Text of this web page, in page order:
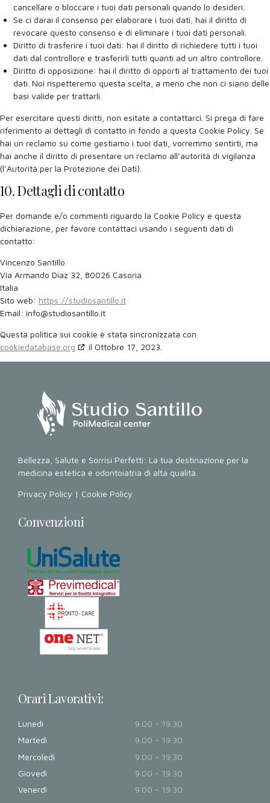
cancellare o bloccare i tuoi dati personali quando lo desideri.
Se ci darai il consenso per elaborare i tuoi dati, hai il diritto di
revocare questo consenso e di eliminare i tuoi dati personali.
Diritto di trasferire i tuoi dati: hai il diritto di richiedere tutti i tuoi
dati dal controllore e trasferirli tutti quanti ad un altro controllore.
Diritto di opposizione: hai il diritto di opporti al trattamento dei tuoi
dati. Noi rispetteremo questa scelta, a meno che non ci siano delle
basi valide per trattarli.
Per esercitare questi diritti, non esitate a contattarci. Si prega di fare
riferimento ai dettagli di contatto in fondo a questa Cookie Policy. Se
hai un reclamo su come gestiamo i tuoi dati, vorremmo sentirti, ma
hai anche il diritto di presentare un reclamo all’autorità di vigilanza
(l’Autorità per la Protezione dei Dati).
10. Dettagli di contatto
Per domande e/o commenti riguardo la Cookie Policy e questa
dichiarazione, per favore contattaci usando i seguenti dati di
contatto:
Vincenzo Santillo
Via Armando Diaz 32, 80026 Casoria
Italia
Sito web: https://studiosantillo.it
Email: ti.ollitnasoiduts@ofni
Questa politica sui cookie è stata sincronizzata con
cookiedatabase.org
il Ottobre 17, 2023.
Bellezza, Salute e Sorrisi Perfetti: La tua destinazione per la
medicina estetica e odontoiatria di alta qualità.
Privacy Policy | Cookie Policy
Convenzioni
Orari Lavorativi:
Lunedì
9.00 - 19.30
Martedì
9.00 - 19.30
Mercoledì
9.00 - 19.30
Giovedì
9.00 - 19.30
Venerdì
9.00 - 19.30